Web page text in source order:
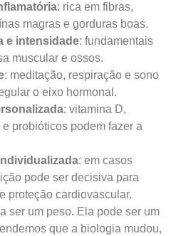
: rica em fibras,
magras e gorduras boas.
e intensidade: fundamentais
muscular e ossos.
: meditação, respiração e sono
o eixo hormonal.
: vitamina D,
probióticos podem fazer a
: em casos
pode ser decisiva para
proteção cardiovascular.
ser um peso. Ela pode ser um
que a biologia mudou,